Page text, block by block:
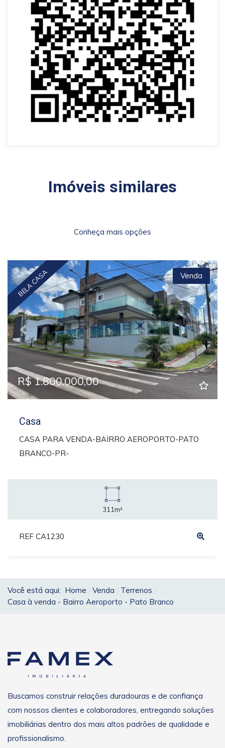
Imóveis similares
Conheça mais opções
Previous Next
BELA CASA Venda
R$ 1.800.000,00
Casa
CASA PARA VENDA-BAIRRO AEROPORTO-PATO
BRANCO-PR-
311m²
REF CA1230
Você está aqui: Home Venda
Terrenos
Casa à venda - Bairro Aeroporto - Pato Branco
Buscamos construir relações duradouras e de confiança
com nossos clientes e colaboradores, entregando soluções
imobiliárias dentro dos mais altos padrões de qualidade e
profissionalismo.